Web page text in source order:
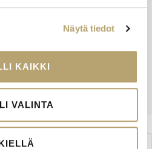
Näytä tiedot
KAIKKI
VALINTA
ammattilaisia